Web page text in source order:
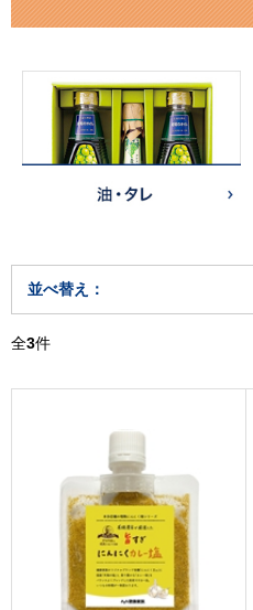
並べ替え：
全3件